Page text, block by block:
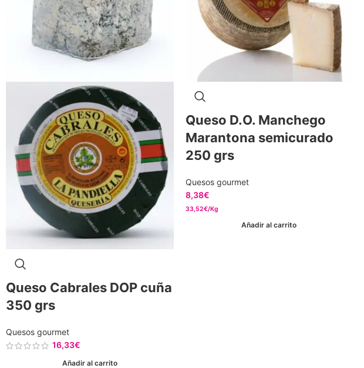
Queso Cabrales DOP cuña
350 grs
Quesos gourmet
16,33€
Añadir al carrito
Queso D.O. Manchego
Marantona semicurado
250 grs
Quesos gourmet
8,38€
33,52€/Kg
Añadir al carrito